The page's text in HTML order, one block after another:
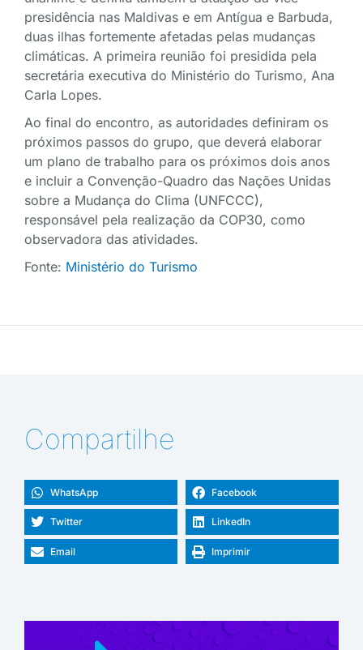
presidência nas Maldivas e em Antígua e Barbuda,
duas ilhas fortemente afetadas pelas mudanças
climáticas. A primeira reunião foi presidida pela
secretária executiva do Ministério do Turismo, Ana
Carla Lopes.
Ao final do encontro, as autoridades definiram os
próximos passos do grupo, que deverá elaborar
um plano de trabalho para os próximos dois anos
e incluir a Convenção-Quadro das Nações Unidas
sobre a Mudança do Clima (UNFCCC),
responsável pela realização da COP30, como
observadora das atividades.
Fonte: Ministério do Turismo
Compartilhe
WhatsApp Facebook
Twitter LinkedIn
Email Imprimir